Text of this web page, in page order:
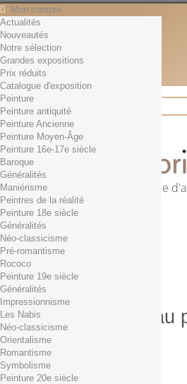
Mon compte
Contact
Français
English
Français
Actualités
Rechercher
Première librairie
Panier (vide)
Aucun produit
0,01€ dès 29€ d'achat
0,00 € Total
Commander
Produit ajouté au
succès
Quantité
Total
Actualités
Nouveautés
Notre sélection
Grandes expositions
Prix réduits
Catalogue d'exposition
Peinture
Peinture antiquité
Peinture Ancienne
Peinture Moyen-Âge
Peinture 16e-17e siècle
Baroque
Généralités
Maniérisme
Peintres de la réalité
Peinture 18e siècle
Généralités
Néo-classicisme
Pré-romantisme
Rococo
Peinture 19e siècle
Généralités
Impressionnisme
Les Nabis
Néo-classicisme
Orientalisme
Romantisme
Symbolisme
Peinture 20e siècle